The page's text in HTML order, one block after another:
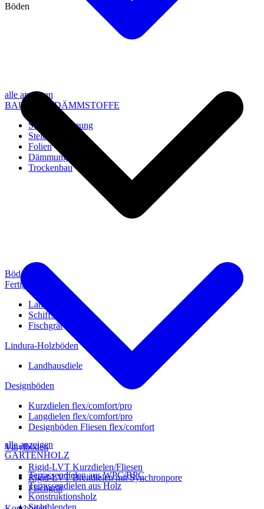
alle anzeigen
BAU- UND DÄMMSTOFFE
Steico Dämmung
Steico Zubehör
Folien
Dämmung
Trockenbau
alle anzeigen
GARTENHOLZ
Terrassendielen aus WPC/BPC
Terrassendielen aus Holz
Konstruktionsholz
Sichtblenden
Böden
Böden
Fertigparkett
Landhausdiele
Schiffsboden
Fischgrät
Lindura-Holzböden
Landhausdiele
Designböden
Kurzdielen flex/comfort/pro
Langdielen flex/comfort/pro
Designböden Fliesen flex/comfort
Vinylböden
Rigid-LVT Kurzdielen/Fliesen
Rigid-LVT Breitdielen mit Synchronpore
Fischgrät